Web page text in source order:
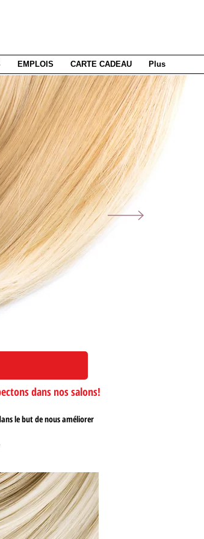
EMPLOIS CARTE CADEAU Plus
dans nos salons!
le but de nous améliorer